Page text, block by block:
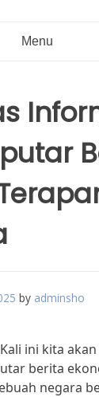
Menu
by adminsho
ini kita
berita
negara